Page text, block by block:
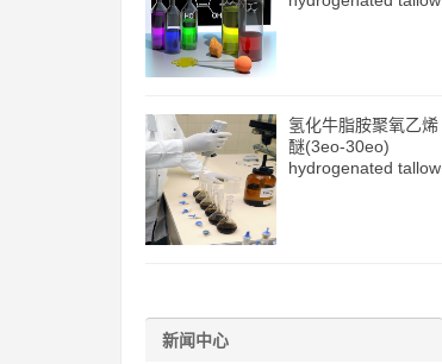
氢化牛脂胺聚氧乙烯
醚(3eo-30eo)
hydrogenated tallow
新闻中心